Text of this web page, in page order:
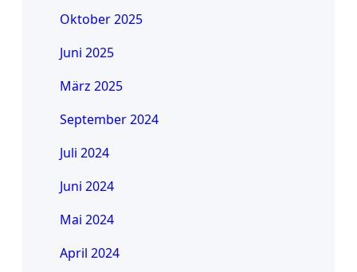
Oktober 2025
Juni 2025
März 2025
September 2024
Juli 2024
Juni 2024
Mai 2024
April 2024